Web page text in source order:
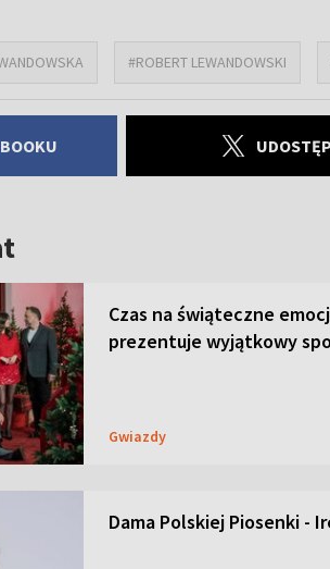
#ROBERT LEWANDOWSKI
Czas na świąteczne
prezentuje wyjątkowy
Gwiazdy
Dama Polskiej Piosenki -